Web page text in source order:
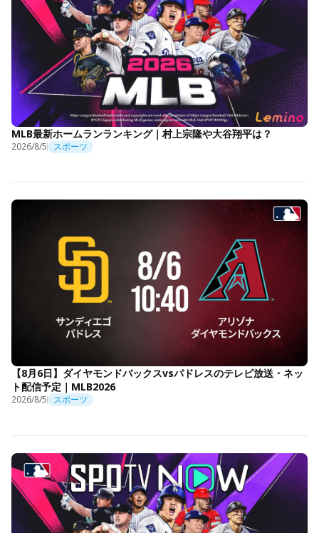
MLB最新ホームランランキング｜村上宗隆や大谷翔平は？
2026/8/5 スポーツ
【8月6日】ダイヤモンドバックスvsパドレスのテレビ放送・ネッ
ト配信予定｜MLB2026
2026/8/5 スポーツ